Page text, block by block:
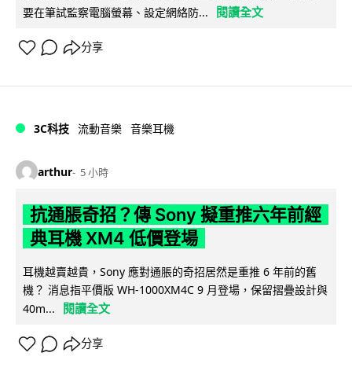
要在筆試監察電腦螢幕、設定網絡防...
閱讀全文
分享
3C科技 流動音樂 音樂耳機
arthur 5 小時
抗通脹奇招？傳 Sony 擬重推六年前經
典耳機 XM4 低價登場
耳機越賣越貴，Sony 應對通脹的奇招居然是重推 6 年前的舊
機？ 消息指平價版 WH-1000XM4C 9 月登場，保留摺疊設計與
40m...
閱讀全文
分享